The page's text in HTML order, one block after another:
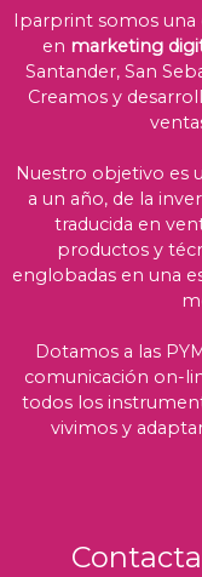
Iparprint somos una
en marketing
Santander, San
Creamos y
Nuestro objetivo es
a un año, de la
traducida en
productos y
englobadas en una
Dotamos a las
comunicación on-
todos los
vivimos y